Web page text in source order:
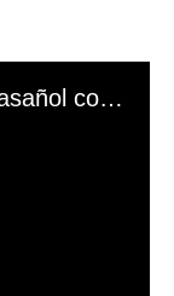
El mal momento de Yanina Gasañol con un hincha argentino en "Subrayado"